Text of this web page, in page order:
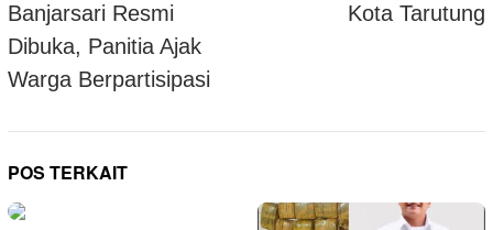
Banjarsari Resmi
Dibuka, Panitia Ajak
Warga Berpartisipasi
Kota Tarutung
POS TERKAIT